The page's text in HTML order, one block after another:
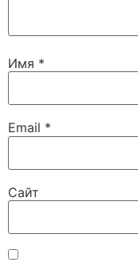
Имя *
Email *
Сайт